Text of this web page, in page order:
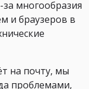
многообразия
и браузеров в
на почту, мы
проблемами,